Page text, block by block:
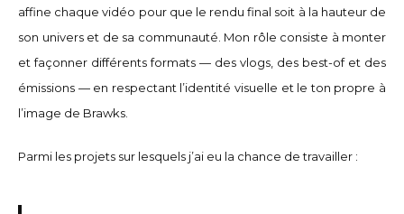
affine chaque vidéo pour que le rendu final soit à la hauteur de
son univers et de sa communauté. Mon rôle consiste à monter
et façonner différents formats — des vlogs, des best-of et des
émissions — en respectant l’identité visuelle et le ton propre à
l’image de Brawks.
Parmi les projets sur lesquels j’ai eu la chance de travailler :